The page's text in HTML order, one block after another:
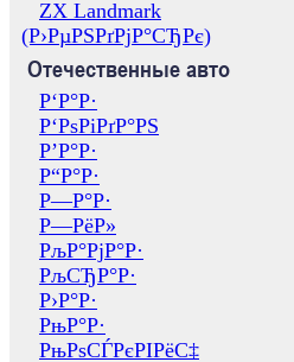
ZX Landmark
(Р›РµРЅРґРјР°СЂРє)
Отечественные авто
Р‘Р°Р·
Р‘РѕРіРґР°РЅ
Р’Р°Р·
Р“Р°Р·
Р—Р°Р·
Р—РёР»
РљР°РјР°Р·
РљСЂР°Р·
Р›Р°Р·
РњР°Р·
РњРѕСЃРєРІРёС‡